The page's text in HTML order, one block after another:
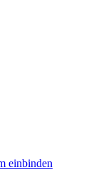
einbinden